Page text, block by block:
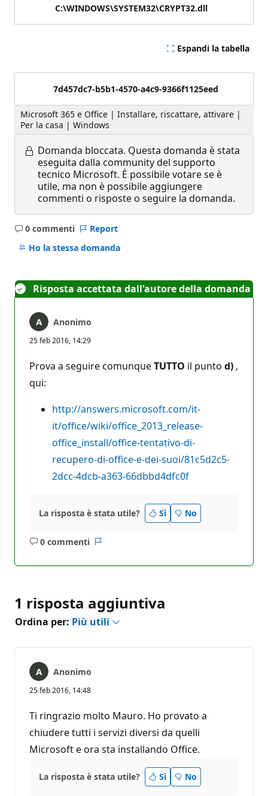
C:\WINDOWS\SYSTEM32\CRYPT32.dll
Espandi la tabella
7d457dc7-b5b1-4570-a4c9-9366f1125eed
Microsoft 365 e Office | Installare, riscattare, attivare |
Per la casa | Windows
Domanda bloccata. Questa domanda è stata
eseguita dalla community del supporto
tecnico Microsoft. È possibile votare se è
utile, ma non è possibile aggiungere
commenti o risposte o seguire la domanda.
0 commenti
Nessun
commento
Report
Ho la stessa domanda
Risposta accettata dall'autore della domanda
Anonimo
25 feb 2016, 14:29
Prova a seguire comunqueTUTTO il punto d) ,
qui:
http://answers.microsoft.com/it-
it/office/wiki/office_2013_release-
office_install/office-tentativo-di-
recupero-di-office-e-dei-suoi/81c5d2c5-
2dcc-4dcb-a363-66dbbd4dfc0f
La risposta è stata utile? Sì No
0 commenti
Nessun
1 risposta aggiuntiva
Ordina per: Più utili
Anonimo
25 feb 2016, 14:48
Ti ringrazio molto Mauro. Ho provato a
chiudere tutti i servizi diversi da quelli
Microsoft e ora sta installando Office.
La risposta è stata utile? Sì No